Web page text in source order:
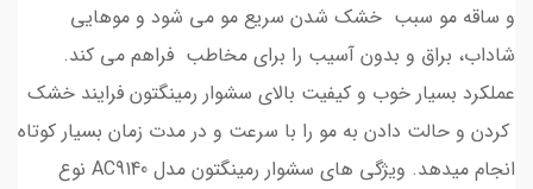
و ساقه مو سبب خشک شدن سریع مو می شود و موهایی
شاداب، براق و بدون آسیب را برای مخاطب فراهم می کند.
عملکرد بسیار خوب و کیفیت بالای سشوار رمینگتون فرایند خشک
کردن و حالت دادن به مو را با سرعت و در مدت زمان بسیار کوتاه
انجام میدهد. ویژگی های سشوار رمينگتون مدل AC9140 نوع